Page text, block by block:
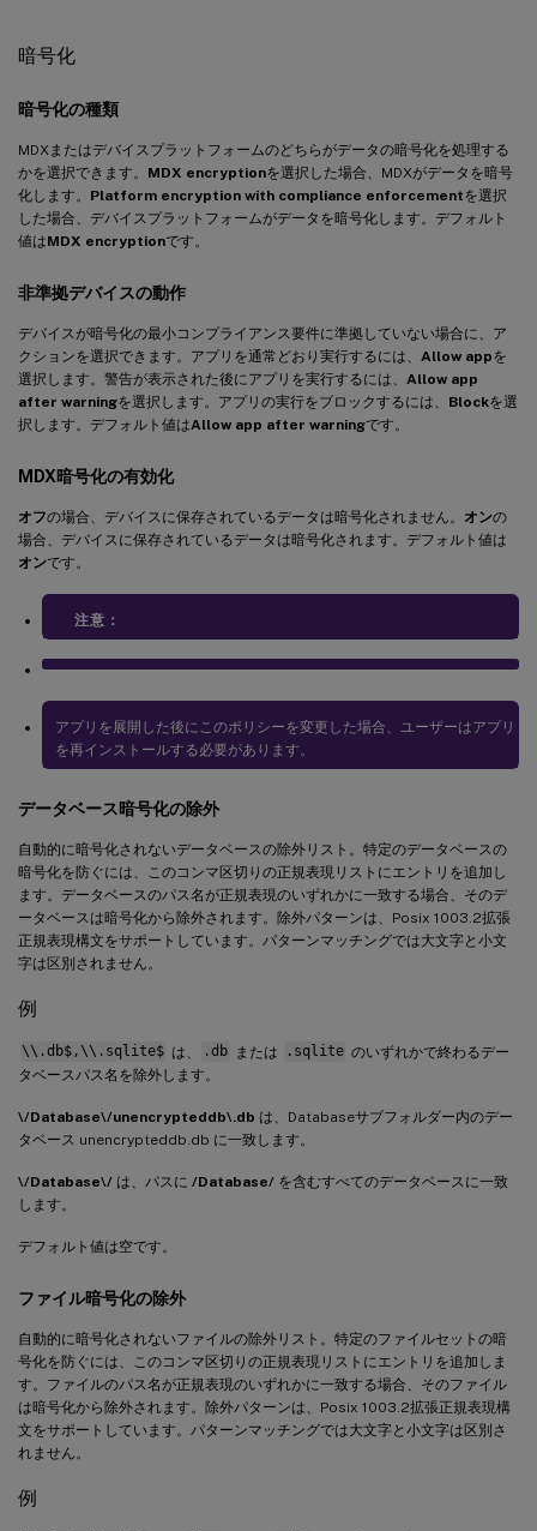
暗号化
暗号化の種類
MDXまたはデバイスプラットフォームのどちらがデータの暗号化を処理する
かを選択できます。 MDX encryptionを選択した場合、MDXがデータを暗号
化します。 Platform encryption with compliance enforcementを選択
した場合、デバイスプラットフォームがデータを暗号化します。デフォルト
値はMDX encryptionです。
非準拠デバイスの動作
デバイスが暗号化の最小コンプライアンス要件に準拠していない場合に、ア
クションを選択できます。アプリを通常どおり実行するには、 Allow appを
選択します。警告が表示された後にアプリを実行するには、 Allow app
after warningを選択します。アプリの実行をブロックするには、 Blockを選
択します。デフォルト値はAllow app after warningです。
MDX暗号化の有効化
オフの場合、デバイスに保存されているデータは暗号化されません。 オンの
場合、デバイスに保存されているデータは暗号化されます。デフォルト値は
オンです。
注意：
アプリを展開した後にこのポリシーを変更した場合、ユーザーはアプリ
を再インストールする必要があります。
データベース暗号化の除外
自動的に暗号化されないデータベースの除外リスト。特定のデータベースの
暗号化を防ぐには、このコンマ区切りの正規表現リストにエントリを追加し
ます。データベースのパス名が正規表現のいずれかに一致する場合、そのデ
ータベースは暗号化から除外されます。除外パターンは、Posix 1003.2拡張
正規表現構文をサポートしています。パターンマッチングでは大文字と小文
字は区別されません。
例
\\.db$,\\.sqlite$ は、 .db または .sqlite のいずれかで終わるデー
タベースパス名を除外します。
\/Database\/unencrypteddb\.db は、Databaseサブフォルダー内のデー
タベース unencrypteddb.db に一致します。
\/Database\/ は、パスに /Database/ を含むすべてのデータベースに一致
します。
デフォルト値は空です。
ファイル暗号化の除外
自動的に暗号化されないファイルの除外リスト。特定のファイルセットの暗
号化を防ぐには、このコンマ区切りの正規表現リストにエントリを追加しま
す。ファイルのパス名が正規表現のいずれかに一致する場合、そのファイル
は暗号化から除外されます。除外パターンは、Posix 1003.2拡張正規表現構
文をサポートしています。パターンマッチングでは大文字と小文字は区別さ
れません。
例